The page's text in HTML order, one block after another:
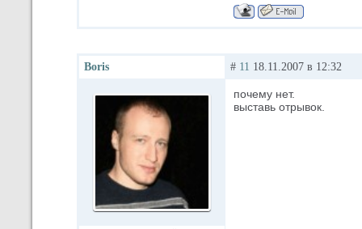
Boris # 11 18.11.2007 в 12:32
почему нет.
выставь отрывок.